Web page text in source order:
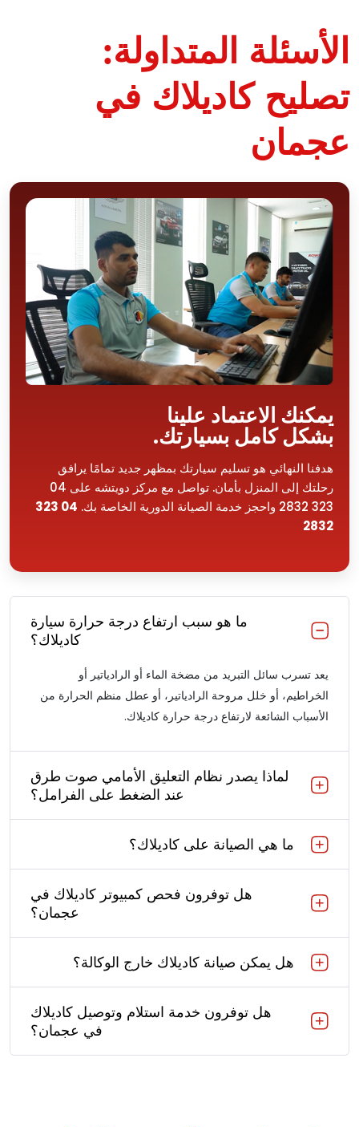
الأسئلة المتداولة:
تصليح كاديلاك في
عجمان
ما هو سبب ارتفاع درجة حرارة سيارة
كاديلاك؟
يعد تسرب سائل التبريد من مضخة الماء أو الرادياتير أو
الخراطيم، أو خلل مروحة الرادياتير، أو عطل منظم الحرارة من
الأسباب الشائعة لارتفاع درجة حرارة كاديلاك.
لماذا يصدر نظام التعليق الأمامي صوت طرق
عند الضغط على الفرامل؟
ما هي الصيانة على كاديلاك؟
هل توفرون فحص كمبيوتر كاديلاك في
عجمان؟
هل يمكن صيانة كاديلاك خارج الوكالة؟
هل توفرون خدمة استلام وتوصيل كاديلاك
في عجمان؟
يمكنك الاعتماد علينا
بشكل كامل بسيارتك.
هدفنا النهائي هو تسليم سيارتك بمظهر جديد تمامًا يرافق
رحلتك إلى المنزل بأمان. تواصل مع مركز دويتشه على 04
323 2832 واحجز خدمة الصيانة الدورية الخاصة بك.
04 323
2832